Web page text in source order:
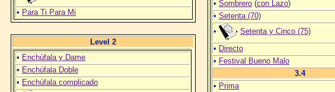
• Para Ti Para Mi
• Sombrero (con Lazo)
• Setenta (70)
•
Setenta y Cinco (75)
• Directo
• Festival Bueno Malo
3.4
• Prima
Level 2
• Enchúfala y Dame
• Enchúfala Doble
• Enchúfala complicado